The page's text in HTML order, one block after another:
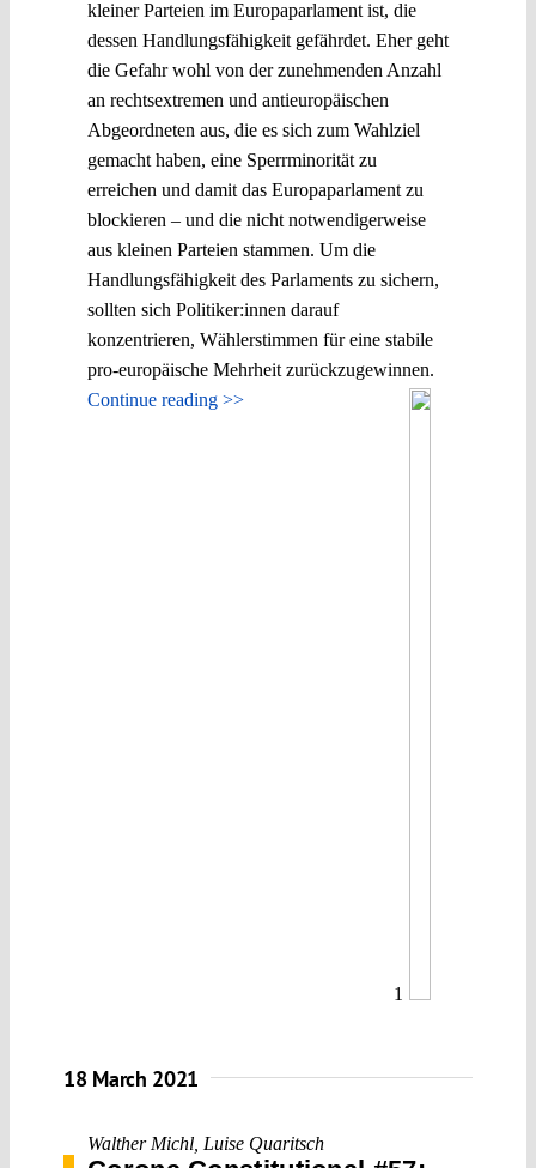
kleiner Parteien im Europaparlament ist, die
dessen Handlungsfähigkeit gefährdet. Eher geht
die Gefahr wohl von der zunehmenden Anzahl
an rechtsextremen und antieuropäischen
Abgeordneten aus, die es sich zum Wahlziel
gemacht haben, eine Sperrminorität zu
erreichen und damit das Europaparlament zu
blockieren – und die nicht notwendigerweise
aus kleinen Parteien stammen. Um die
Handlungsfähigkeit des Parlaments zu sichern,
sollten sich Politiker:innen darauf
konzentrieren, Wählerstimmen für eine stabile
pro-europäische Mehrheit zurückzugewinnen.
Continue reading >>
1
18 March 2021
Walther Michl Luise Quaritsch